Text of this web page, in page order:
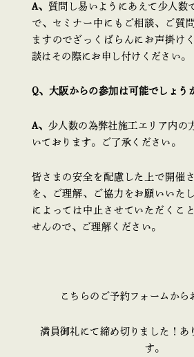
A、 質問し易いようにあえて少人数
で、セミナー中にもご相談、ご質
ますのでざっくばらんにお声掛け
談はその際にお申し付けください。
Q、大阪からの参加は可能でしょう
A、 少人数の為弊社施工エリア内の
いております。ご了承ください。
皆さまの安全を配慮した上で開催
を、ご理解、ご協力をお願いいた
によっては中止させていただくこ
せんので、ご理解ください。
こちらのご予約フォームから
満員御礼にて締め切りました！あ
す。